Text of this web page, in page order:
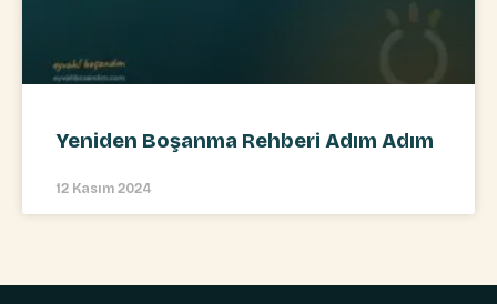
Yeniden Boşanma Rehberi Adım Adım
12 Kasım 2024